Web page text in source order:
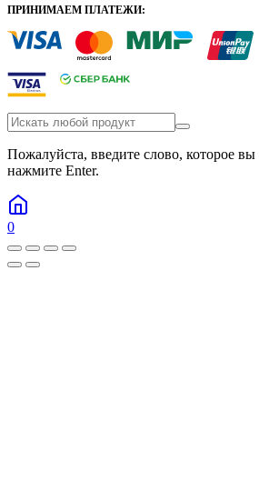
ПРИНИМАЕМ ПЛАТЕЖИ:
Пожалуйста, введите слово, которое вы
нажмите Enter.
0